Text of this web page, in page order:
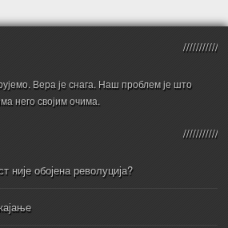
Вера је снага. Наш проблем је што
него својим очима.
није обојена револуција?